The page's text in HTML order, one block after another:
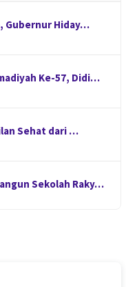
Gubernur Hiday…
Ke-57, Didi…
Sehat dari …
Sekolah Raky…